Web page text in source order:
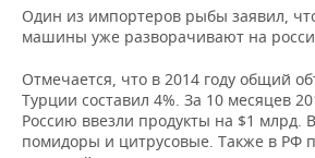
ТАТАРСТАНА
ИНВЕСТИЦИИ
НЕФТЕХИМИЯ
НЕФТЬ
ОПК
НОВОСТИ БИЗНЕСА
РОЗНИЧНАЯ ТОРГОВЛЯ
ТРАНСПОРТ
ТЕХНОЛОГИИ
НОВОСТИ ТЕХНОЛОГИЙ
IT
МЕРОПРИЯТИЯ
НОВОСТИ МЕРОПРИЯТИЙ
СПОРТ
Один из импортеров рыбы заявил,
машины уже разворачивают на
Отмечается, что в 2014 году общий
Турции составил 4%. За 10 месяцев
Россию ввезли продукты на $1 млрд.
помидоры и цитрусовые. Также в РФ